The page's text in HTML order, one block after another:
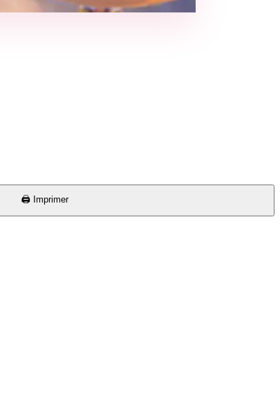
🖨️ Imprimer